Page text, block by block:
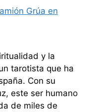
Grúa en
y la
tarotista que ha
Con su
este ser humano
de miles de